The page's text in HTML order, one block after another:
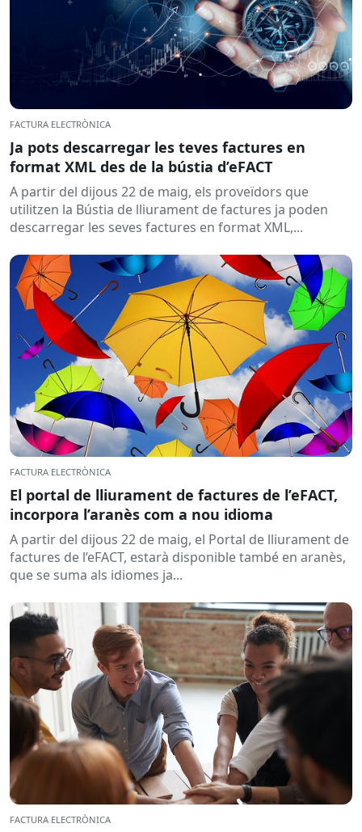
FACTURA ELECTRÒNICA
Ja pots descarregar les teves factures en
format XML des de la bústia d’eFACT
A partir del dijous 22 de maig, els proveïdors que
utilitzen la Bústia de lliurament de factures ja poden
descarregar les seves factures en format XML,...
FACTURA ELECTRÒNICA
El portal de lliurament de factures de l’eFACT,
incorpora l’aranès com a nou idioma
A partir del dijous 22 de maig, el Portal de lliurament de
factures de l’eFACT, estarà disponible també en aranès,
que se suma als idiomes ja...
FACTURA ELECTRÒNICA